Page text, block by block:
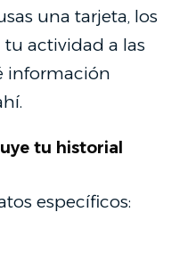
una tarjeta, los
actividad a las
información
tu historial
específicos: